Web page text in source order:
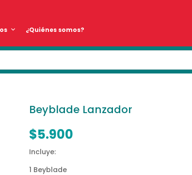
¿Quiénes somos?
Beyblade Lanzador
$5.900
Incluye:
1 Beyblade